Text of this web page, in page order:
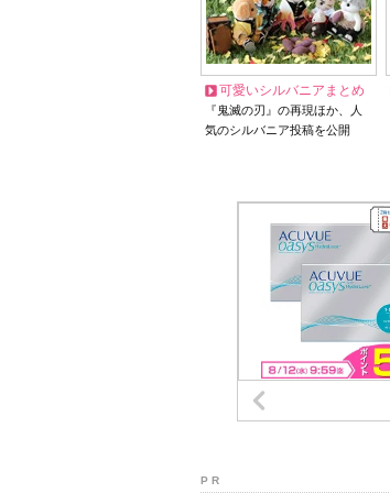
可愛いシルバニアまとめ
『鬼滅の刃』の再現ほか、人
気のシルバニア投稿を公開
P R